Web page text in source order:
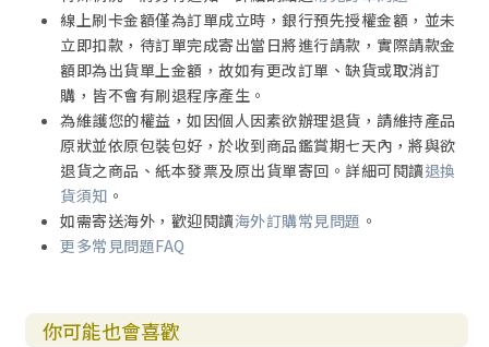
約翰一書
約翰二書
約翰三書
猶大書
啟示錄
史考基(W.G. Sarogge) 編
卷一
第一篇 聖經概論
第二篇 舊約概論
第四篇 出埃及記
第五篇 利未記
線上刷卡金額僅為訂單成立時，銀行預先授權金額，並未
立即扣款，待訂單完成寄出當日將進行請款，實際請款金
額即為出貨單上金額，故如有更改訂單、缺貨或取消訂
購，皆不會有刷退程序產生。
為維護您的權益，如因個人因素欲辦理退貨，請維持產品
原狀並依原包裝包好，於收到商品鑑賞期七天內，將與欲
退貨之商品、紙本發票及原出貨單寄回。詳細可閱讀退換
貨須知 。
如需寄送海外，歡迎閱讀海外訂購常見問題 。
更多常見問題FAQ
你可能也會喜歡